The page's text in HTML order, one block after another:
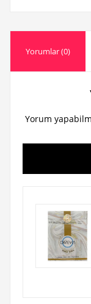
Yorumlar (0)
Yorum